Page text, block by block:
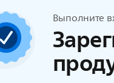
Выполните